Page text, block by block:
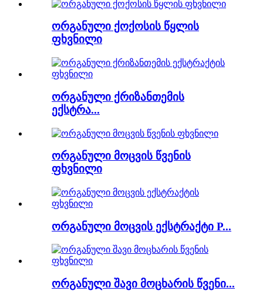
ორგანული ქოქოსის წყლის
ფხვნილი
ორგანული ქრიზანთემის
ექსტრა...
ორგანული მოცვის წვენის
ფხვნილი
ორგანული მოცვის ექსტრაქტი P...
ორგანული შავი მოცხარის წვენი...